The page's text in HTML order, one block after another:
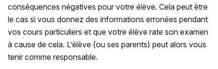
conséquences négatives pour votre élève. Cela peut être
le cas si vous donnez des informations erronées pendant
vos cours particuliers et que votre élève rate son examen
à cause de cela. L’élève (ou ses parents) peut alors vous
tenir comme responsable.